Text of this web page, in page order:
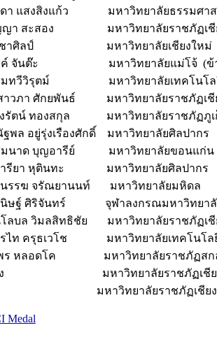
ธิดา แสงสิงแก้ว มหาวิทยาลัยธรรมศาส
สัญญา สะสอง มหาวิทยาลัยราชภัฏเชี
ณู วิชาศิลป์ มหาวิทยาลัยเชียงใหม่ (
สรรค์ จันต๊ะ มหาวิทยาลัยแม่โจ้ (ข้า
ชมทวีวิรุตม์ มหาวิทยาลัยเทคโนโลยี
สาวภา ศักยพันธ์ มหาวิทยาลัยราชภัฏเชี
รุ่งรัตน์ ทองสกุล มหาวิทยาลัยราชภัฏภูเ
ฐพล อยู่รุ่งเรืองศักดิ์ มหาวิทยาลัยศิลปากร
.ชมนาด บุญอารีย์ มหาวิทยาลัยขอนแก่น
.อารียา หุตินทะ มหาวิทยาลัยศิลปากร
อนรรฆ จรัณยานนท์ มหาวิทยาลัยมหิดล
.กนิษฐ์ ศิริจันทร์ จุฬาลงกรณมหาวิทยาลั
โลบล วิมลสิทธิชัย มหาวิทยาลัยราชภัฏเชี
อรไท ครุธเวโช มหาวิทยาลัยเทคโนโล
มพร หลอดโค มหาวิทยาลัยราชภัฏสก
เมือง มหาวิทยาลัยราชภัฏเชีย
นอ มหาวิทยาลัยราชภัฏเชียง